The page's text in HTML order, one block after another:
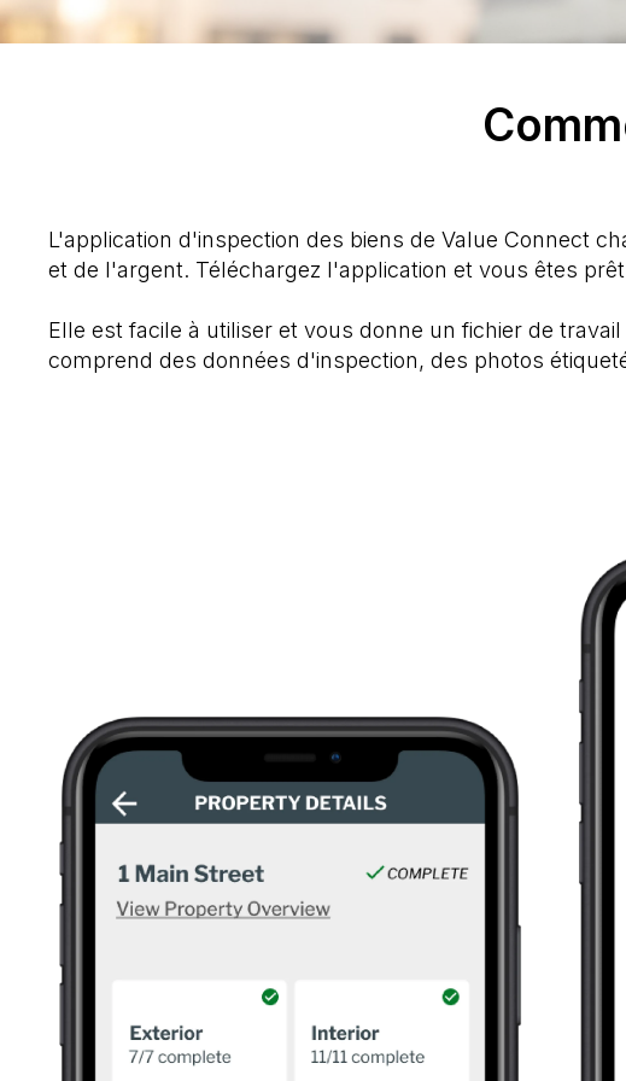
L'application d'inspection des biens de Value Connect
et de l'argent. Téléchargez l'application et vous êtes
Elle est facile à utiliser et vous donne un fichier de
comprend des données d'inspection, des photos